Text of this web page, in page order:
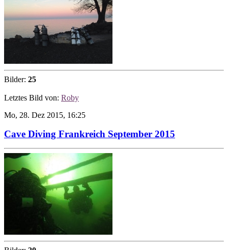
Bilder: 25
Letztes Bild von: Roby
Mo, 28. Dez 2015, 16:25
Cave Diving Frankreich September 2015